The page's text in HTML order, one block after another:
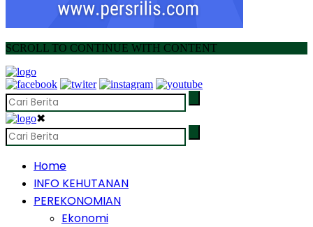
SCROLL TO CONTINUE WITH CONTENT
✖
Home
INFO KEHUTANAN
PEREKONOMIAN
Ekonomi